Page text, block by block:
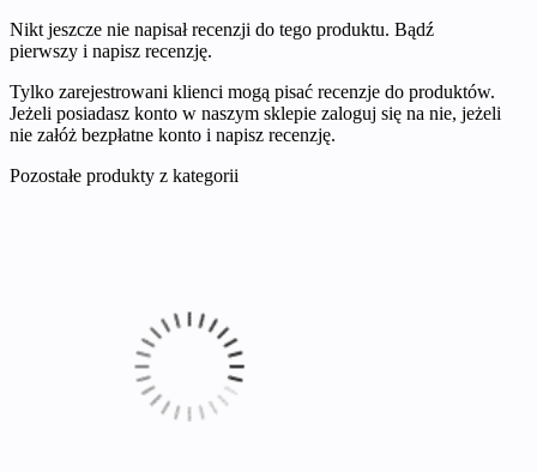
Nikt jeszcze nie napisał recenzji do tego produktu. Bądź
pierwszy i napisz recenzję.
Tylko zarejestrowani klienci mogą pisać recenzje do produktów.
Jeżeli posiadasz konto w naszym sklepie zaloguj się na nie, jeżeli
nie załóż bezpłatne konto i napisz recenzję.
Pozostałe produkty z kategorii